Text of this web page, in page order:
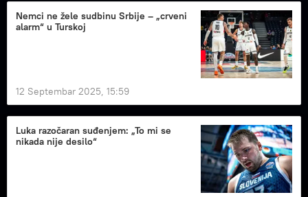
Nemci ne žele sudbinu Srbije – „crveni
alarm“ u Turskoj
12 Septembar 2025, 15:59
Luka razočaran suđenjem: „To mi se
nikada nije desilo“